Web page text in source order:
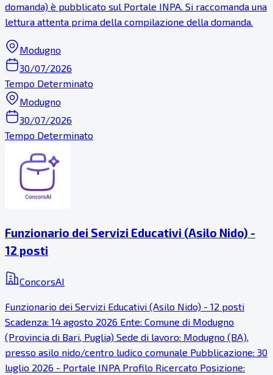
domanda) è pubblicato sul Portale INPA. Si raccomanda una
lettura attenta prima della compilazione della domanda.
Modugno
30/07/2026
Tempo Determinato
Modugno
30/07/2026
Tempo Determinato
Funzionario dei Servizi Educativi (Asilo Nido) -
12 posti
ConcorsAI
Funzionario dei Servizi Educativi (Asilo Nido) - 12 posti
Scadenza: 14 agosto 2026 Ente: Comune di Modugno
(Provincia di Bari, Puglia) Sede di lavoro: Modugno (BA),
presso asilo nido/centro ludico comunale Pubblicazione: 30
luglio 2026 - Portale INPA Profilo Ricercato Posizione: